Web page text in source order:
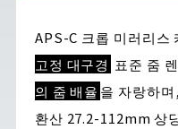
APS-C 크롭 미러리스
고정 대구경 표준 줌
의 줌 배율 을 자랑하
환산 27.2-112mm 상